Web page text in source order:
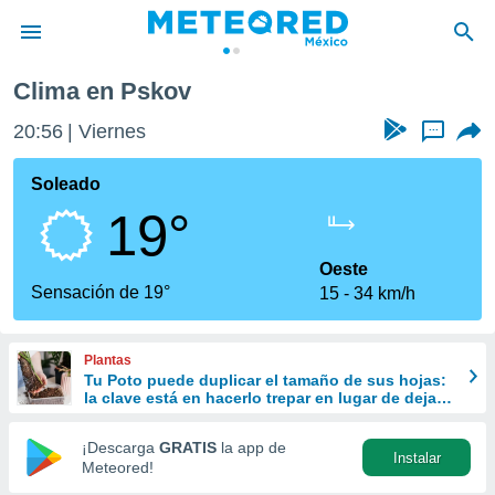
de
ha sido
calidad.
a este
las
y
forma
digital
basada
Clima en Pskov
20:56 Viernes ...
Soleado
19°
Sensación de 19°
Oeste
15
34 km/h
Plantas
Tu Poto puede duplicar el tamaño de sus hojas:
la clave está en hacerlo trepar en lugar de dejarlo
¡Descarga GRATIS la app de
Meteored!
Instalar